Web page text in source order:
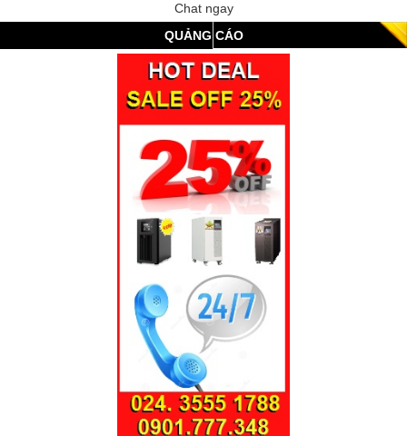
Chat ngay
QUẢNG CÁO